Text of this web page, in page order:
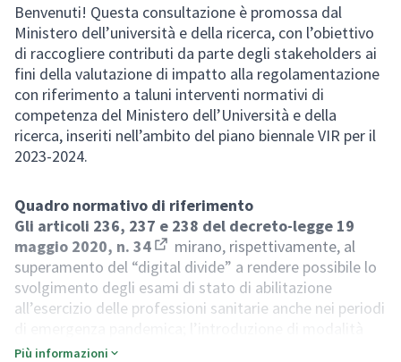
Benvenuti! Questa consultazione è promossa dal
Ministero dell’università e della ricerca, con l’obiettivo
di raccogliere contributi da parte degli stakeholders ai
fini della valutazione di impatto alla regolamentazione
con riferimento a taluni interventi normativi di
competenza del Ministero dell’Università e della
ricerca, inseriti nell’ambito del piano biennale VIR per il
2023-2024.
Quadro normativo di riferimento
Gli articoli 236, 237 e 238 del decreto-legge 19
maggio 2020, n. 34
(Apre in una nuova scheda)
mirano, rispettivamente, al
superamento del “digital divide” a rendere possibile lo
svolgimento degli esami di stato di abilitazione
all’esercizio delle professioni sanitarie anche nei periodi
semplificate per l’accreditamento di scuole di
Più informazioni